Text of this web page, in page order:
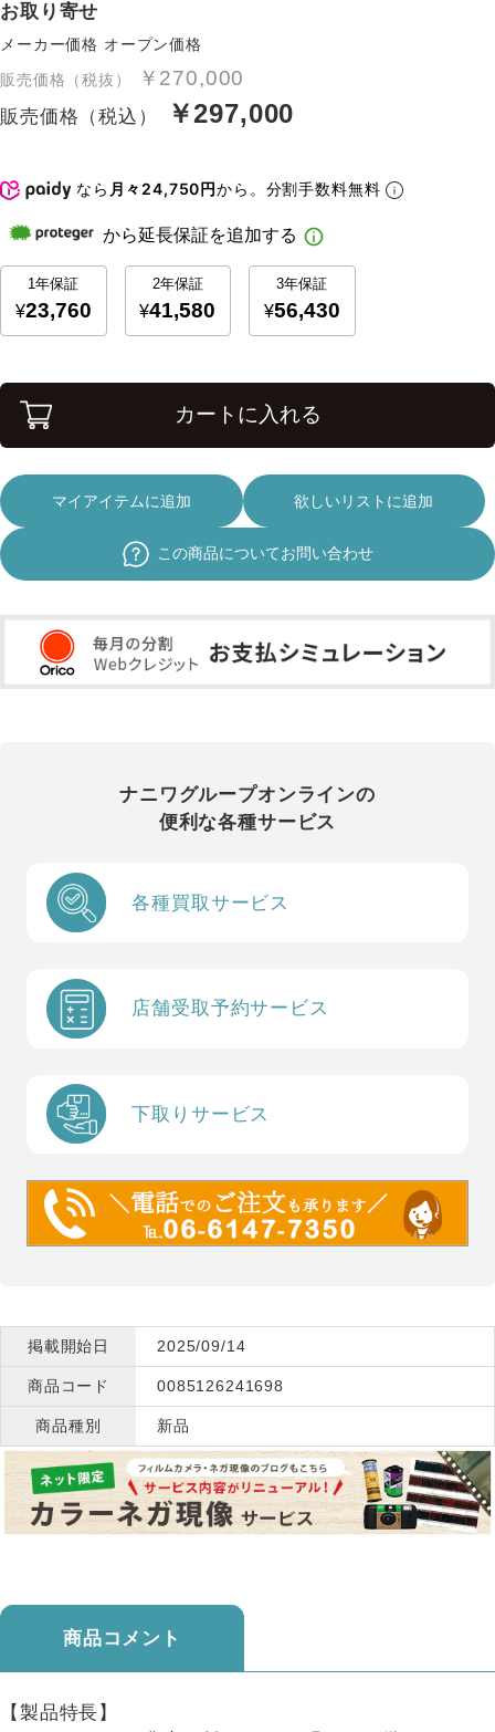
お取り寄せ
メーカー価格 オープン価格
販売価格（税抜）
￥270,000
販売価格（税込） ￥297,000
なら 月々24,750円から。分割手数料無料
カートに入れる
マイアイテムに追加 欲しいリストに追加
この商品についてお問い合わせ
ナニワグループオンラインの
便利な各種サービス
各種買取サービス
店舗受取予約サービス
下取りサービス
掲載開始日 2025/09/14
商品コード 0085126241698
商品種別 新品
商品コメント
【製品特長】